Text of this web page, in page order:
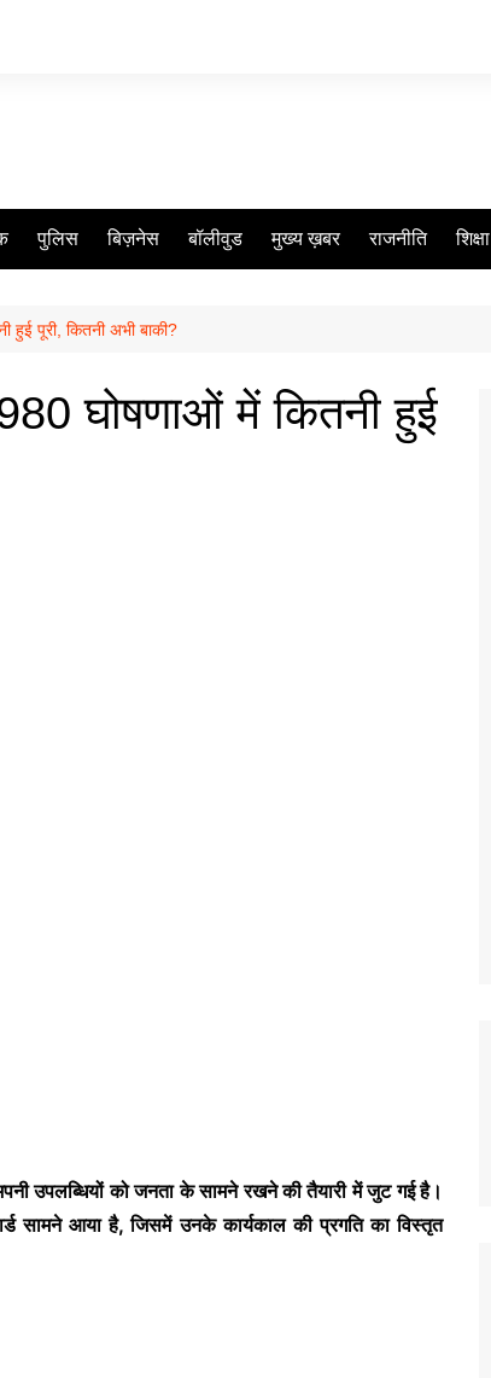
पुलिस बिज़नेस बॉलीवुड मुख्य ख़बर राजनीति शिक्षा
हुई पूरी, कितनी अभी बाकी?
घोषणाओं में कितनी हुई
उपलब्धियों को जनता के सामने रखने की तैयारी में जुट गई है।
सामने आया है, जिसमें उनके कार्यकाल की प्रगति का विस्तृत